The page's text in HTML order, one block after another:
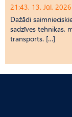
21:43, 13. Jūl, 2026
Dažādi
sadzīves tehnikas,
transports. […]